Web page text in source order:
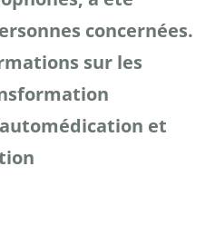
concernées.
sur les
et